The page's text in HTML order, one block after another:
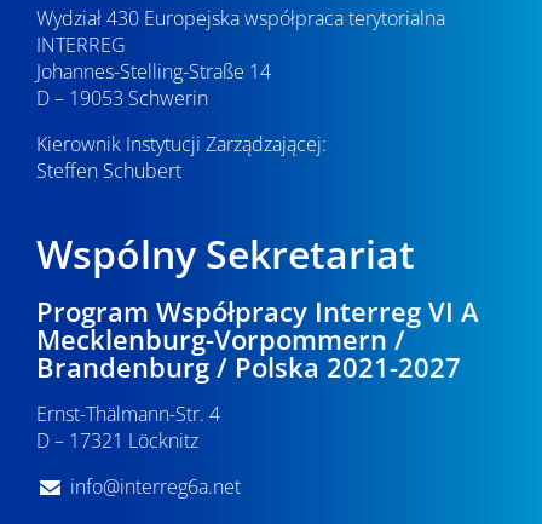
Wydział 430 Europejska współpraca terytorialna
INTERREG
Johannes-Stelling-Straße 14
D – 19053 Schwerin
Kierownik Instytucji Zarządzającej:
Steffen Schubert
Wspólny Sekretariat
Program Współpracy Interreg VI A
Mecklenburg-Vorpommern /
Brandenburg / Polska 2021-2027
Ernst-Thälmann-Str. 4
D – 17321 Löcknitz
info@interreg6a.net